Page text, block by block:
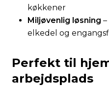
køkkener
Miljøvenlig løsning
elkedel og
Perfekt til
arbejdsplads